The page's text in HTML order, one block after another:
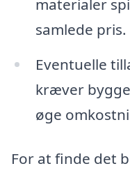
materialer
samlede pris.
Eventuelle
kræver
øge
For at finde det